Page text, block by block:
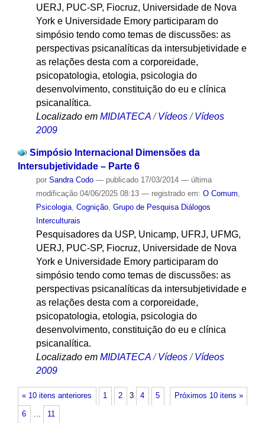
UERJ, PUC-SP, Fiocruz, Universidade de Nova
York e Universidade Emory participaram do
simpósio tendo como temas de discussões: as
perspectivas psicanalíticas da intersubjetividade e
as relações desta com a corporeidade,
psicopatologia, etologia, psicologia do
desenvolvimento, constituição do eu e clínica
psicanalítica.
Localizado em MIDIATECA /Vídeos /Vídeos
2009
Simpósio Internacional Dimensões da
Intersubjetividade – Parte 6
por Sandra Codo — publicado17/03/2014 — última
modificação04/06/2025 08:13 — registrado em: O Comum,
Psicologia, Cognição, Grupo de Pesquisa Diálogos
Interculturais
Pesquisadores da USP, Unicamp, UFRJ, UFMG,
UERJ, PUC-SP, Fiocruz, Universidade de Nova
York e Universidade Emory participaram do
simpósio tendo como temas de discussões: as
perspectivas psicanalíticas da intersubjetividade e
as relações desta com a corporeidade,
psicopatologia, etologia, psicologia do
desenvolvimento, constituição do eu e clínica
psicanalítica.
Localizado em MIDIATECA /Vídeos /Vídeos
2009
« 10 itens anteriores Próximos 10 itens »
1 2 3 4 5
6 … 11